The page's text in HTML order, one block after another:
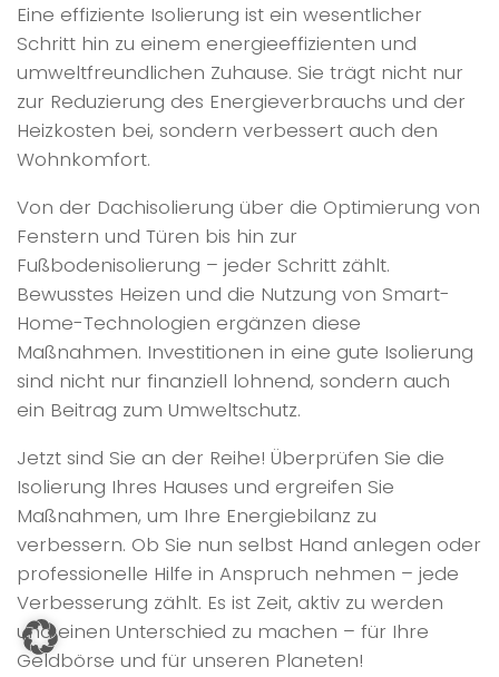
Eine effiziente Isolierung ist ein wesentlicher
Schritt hin zu einem energieeffizienten und
umweltfreundlichen Zuhause. Sie trägt nicht nur
zur Reduzierung des Energieverbrauchs und der
Heizkosten bei, sondern verbessert auch den
Wohnkomfort.
Von der Dachisolierung über die Optimierung von
Fenstern und Türen bis hin zur
Fußbodenisolierung – jeder Schritt zählt.
Bewusstes Heizen und die Nutzung von Smart-
Home-Technologien ergänzen diese
Maßnahmen. Investitionen in eine gute Isolierung
sind nicht nur finanziell lohnend, sondern auch
ein Beitrag zum Umweltschutz.
Jetzt sind Sie an der Reihe! Überprüfen Sie die
Isolierung Ihres Hauses und ergreifen Sie
Maßnahmen, um Ihre Energiebilanz zu
verbessern. Ob Sie nun selbst Hand anlegen oder
professionelle Hilfe in Anspruch nehmen – jede
Verbesserung zählt. Es ist Zeit, aktiv zu werden
und einen Unterschied zu machen – für Ihre
Geldbörse und für unseren Planeten!